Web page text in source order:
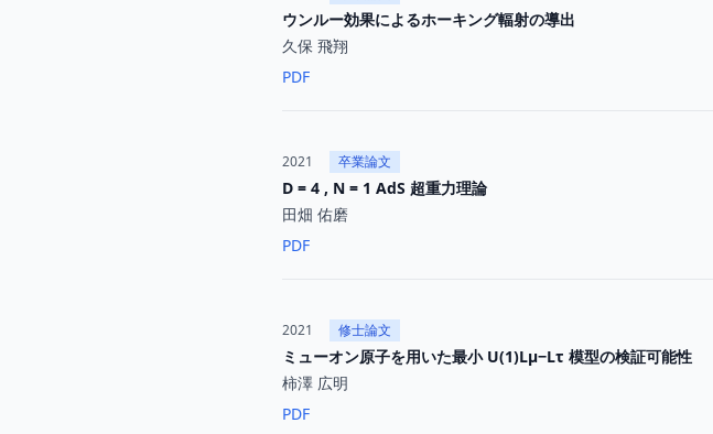
ウンルー効果によるホーキング輻射の導出
久保 飛翔
PDF
2021 卒業論文
D = 4 , N = 1 AdS 超重力理論
田畑 佑磨
PDF
2021 修士論文
ミューオン原子を用いた最小 U(1)Lµ−Lτ 模型の検証可能性
柿澤 広明
PDF